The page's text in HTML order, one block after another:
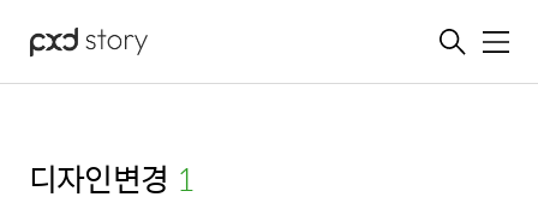
메뉴
디자인변경 (1)